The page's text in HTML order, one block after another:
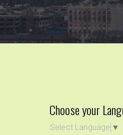
Choose your
Select Language ▼